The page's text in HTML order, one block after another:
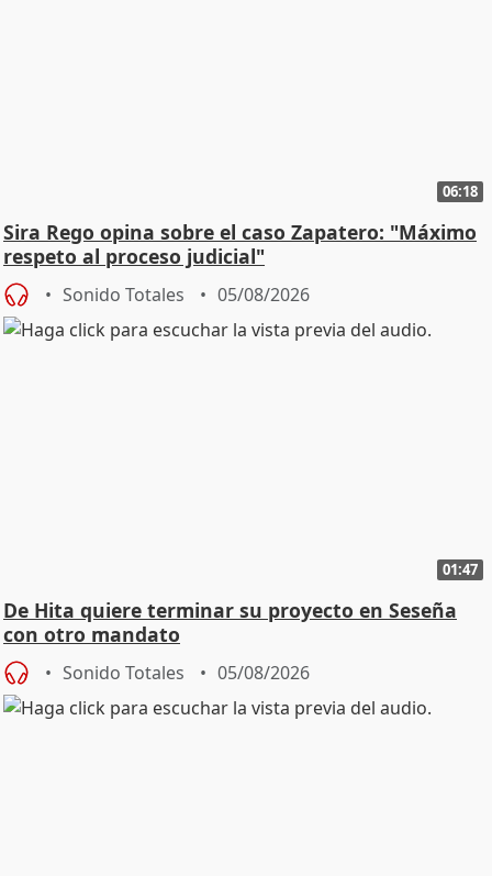
06:18
Sira Rego opina sobre el caso Zapatero: "Máximo
respeto al proceso judicial"
Sonido Totales 05/08/2026
01:47
De Hita quiere terminar su proyecto en Seseña
con otro mandato
Sonido Totales 05/08/2026